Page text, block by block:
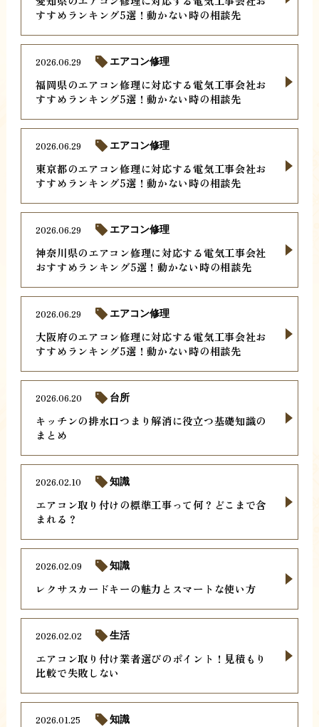
すすめランキング5選！動かない時の相談先
福岡県のエアコン修理に対応する電気工事会社お
すすめランキング5選！動かない時の相談先
2026.06.29 エアコン修理
東京都のエアコン修理に対応する電気工事会社お
すすめランキング5選！動かない時の相談先
2026.06.29 エアコン修理
神奈川県のエアコン修理に対応する電気工事会社
おすすめランキング5選！動かない時の相談先
2026.06.29 エアコン修理
大阪府のエアコン修理に対応する電気工事会社お
すすめランキング5選！動かない時の相談先
2026.06.29 エアコン修理
キッチンの排水口つまり解消に役立つ基礎知識の
まとめ
2026.06.20 台所
エアコン取り付けの標準工事って何？どこまで含
まれる？
2026.02.10 知識
レクサスカードキーの魅力とスマートな使い方
2026.02.09 知識
エアコン取り付け業者選びのポイント！見積もり
比較で失敗しない
2026.02.02 生活
2026.01.25 知識